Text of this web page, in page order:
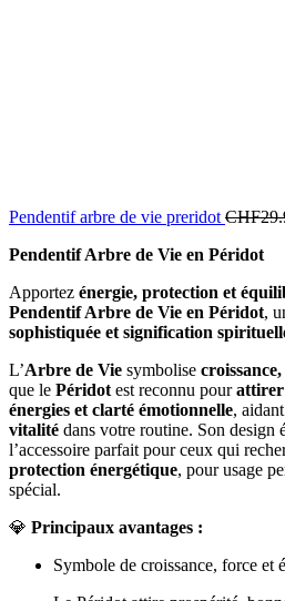
Pendentif arbre de vie preridot CHF
Pendentif Arbre de Vie en Péridot
Apportez énergie, protection et
Pendentif Arbre de Vie en Péridot,
sophistiquée et signification
L’Arbre de Vie symbolise
que le Péridot est reconnu pourattirer
énergies et clarté émotionnelle,
vitalité dans votre routine. Son design
l’accessoire parfait pour ceux qui
protection énergétique, pour usage
spécial.
💎 Principaux avantages :
Symbole de croissance, force et